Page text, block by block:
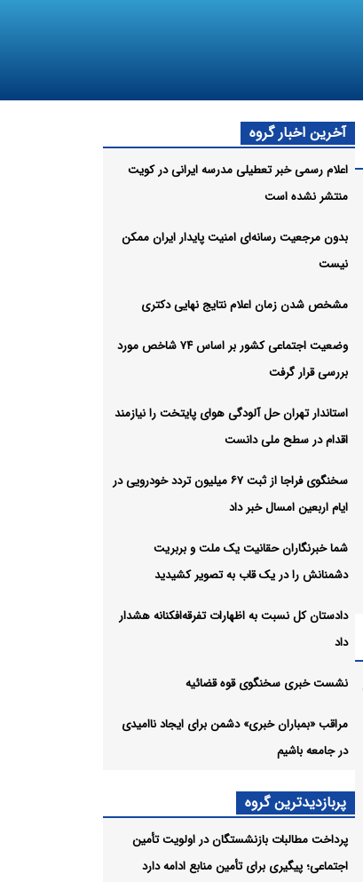
آخرین اخبار گروه
اعلام رسمی خبر تعطیلی مدرسه ایرانی در کویت
منتشر نشده است
بدون مرجعیت رسانه‌ای امنیت پایدار ایران ممکن
نیست
مشخص شدن زمان اعلام نتایج نهایی دکتری
وضعیت اجتماعی کشور بر اساس ۷۴ شاخص مورد
بررسی قرار گرفت
استاندار تهران حل آلودگی هوای پایتخت را نیازمند
اقدام در سطح ملی دانست
سخنگوی فراجا از ثبت ۶۷ میلیون تردد خودرویی در
ایام اربعین امسال خبر داد
شما خبرنگاران حقانیت یک ملت و بربریت
دشمنانش را در یک قاب به تصویر کشیدید
دادستان کل نسبت به اظهارات تفرقه‌افکنانه هشدار
داد
نشست خبری سخنگوی قوه قضائیه
مراقب «بمباران خبری» دشمن برای ایجاد ناامیدی
در جامعه باشیم
پربازدیدترین گروه
پرداخت مطالبات بازنشستگان در اولویت تأمین
اجتماعی؛ پیگیری برای تأمین منابع ادامه دارد